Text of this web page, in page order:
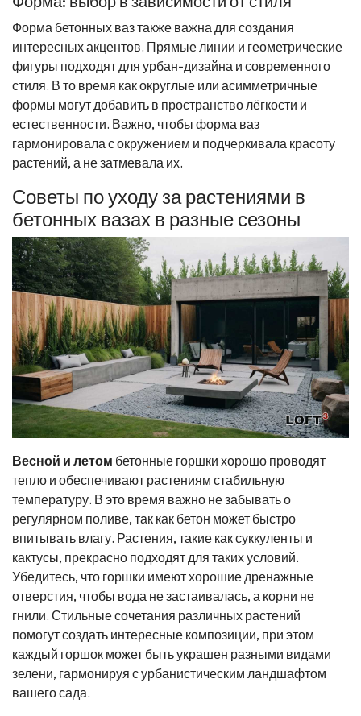
Форма бетонных ваз также важна для создания
интересных акцентов. Прямые линии и геометрические
фигуры подходят для урбан-дизайна и современного
стиля. В то время как округлые или асимметричные
формы могут добавить в пространство лёгкости и
естественности. Важно, чтобы форма ваз
гармонировала с окружением и подчеркивала красоту
растений, а не затмевала их.
Советы по уходу за растениями в
бетонных вазах в разные сезоны
Весной и летом бетонные горшки хорошо проводят
тепло и обеспечивают растениям стабильную
температуру. В это время важно не забывать о
регулярном поливе, так как бетон может быстро
впитывать влагу. Растения, такие как суккуленты и
кактусы, прекрасно подходят для таких условий.
Убедитесь, что горшки имеют хорошие дренажные
отверстия, чтобы вода не застаивалась, а корни не
гнили. Стильные сочетания различных растений
помогут создать интересные композиции, при этом
каждый горшок может быть украшен разными видами
зелени, гармонируя с урбанистическим ландшафтом
вашего сада.